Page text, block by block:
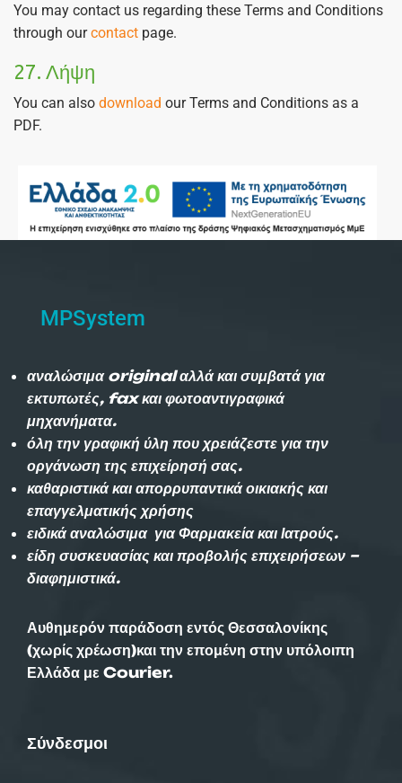
You may contact us regarding these Terms and Conditions
through ourcontact page.
27. Λήψη
You can also download our Terms and Conditions as a
PDF.
MPSystem
αναλώσιμα original αλλά και συμβατά για
εκτυπωτές, fax και φωτοαντιγραφικά
μηχανήματα.
όλη την γραφική ύλη που χρειάζεστε για την
οργάνωση της επιχείρησή σας.
καθαριστικά και απορρυπαντικά οικιακής και
επαγγελματικής χρήσης
ειδικά αναλώσιμα για Φαρμακεία και Ιατρούς.
είδη συσκευασίας και προβολής επιχειρήσεων –
διαφημιστικά.
Αυθημερόν παράδοση εντός Θεσσαλονίκης
(χωρίς χρέωση)και την επομένη στην υπόλοιπη
Ελλάδα με Courier.
Σύνδεσμοι